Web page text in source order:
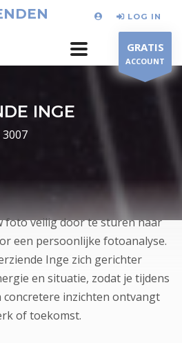
LOG IN
GRATIS
ACCOUNT
INGE
3007
foto veilig door te sturen naar
een persoonlijke fotoanalyse.
Inge zich gerichter
en situatie, zodat je tijdens
concretere inzichten ontvangt
of toekomst.